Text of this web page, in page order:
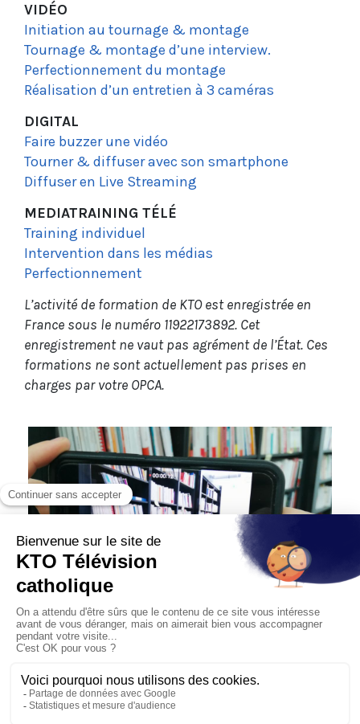
VIDÉO
Initiation au tournage & montage
Tournage & montage d’une interview.
Perfectionnement du montage
Réalisation d’un entretien à 3 caméras
DIGITAL
Faire buzzer une vidéo
Tourner & diffuser avec son smartphone
Diffuser en Live Streaming
MEDIATRAINING TÉLÉ
Training individuel
Intervention dans les médias
Perfectionnement
L’activité de formation de KTO est enregistrée en
France sous le numéro 11922173892. Cet
enregistrement ne vaut pas agrément de l’État. Ces
formations ne sont actuellement pas prises en
charges par votre OPCA.
Les formations proposées par KTO sont
organisées au siège de la chaîne. Nous
adaptons leurs contenus en fonction des
besoins. Les tarifs ne tiennent compte ni de
l’hébergement, ni du transport.